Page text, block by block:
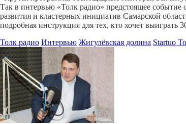
Так в интервью «Толк радио» предстоящее
развития и кластерных инициатив Самарской
подробная инструкция для тех, кто хочет выиграть
Толк радио Интервью Жигулёвская долина Startuo